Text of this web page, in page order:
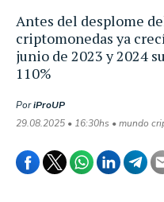
Antes del desplome
criptomonedas ya
junio de 2023 y 2024
110%
PoriProUP
29.08.2025 • 16:30hs • mundo